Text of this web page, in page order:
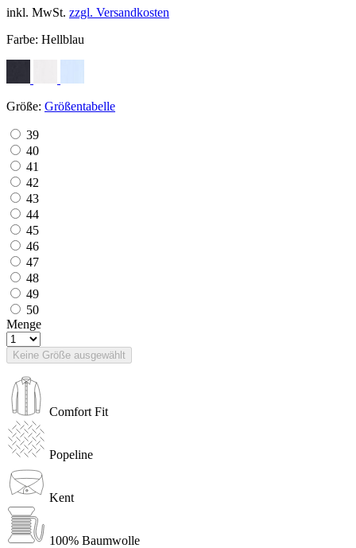
inkl. MwSt. zzgl. Versandkosten
Farbe: Hellblau
Größe: Größentabelle
39
40
41
42
43
44
45
46
47
48
49
50
Menge
Keine Größe ausgewählt
Comfort Fit
Popeline
Kent
100% Baumwolle